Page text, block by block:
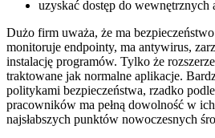
uzyskać dostęp do wewnętrznych
Dużo firm uważa, że ma
monitoruje endpointy, ma antywirus,
instalację programów. Tylko że
traktowane jak normalne aplikacje.
politykami bezpieczeństwa, rzadko
pracowników ma pełną dowolność w
najsłabszych punktów nowoczesnych